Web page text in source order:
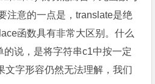
注意的一点是，translate是绝
函数具有非常大区别。什么
的说，是将字符串c1中按一定
文字形容仍然无法理解，我们